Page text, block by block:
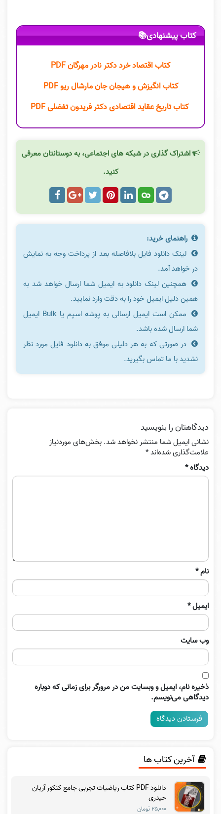
کتاب پیشنهادی📚
کتاب اقتصاد خرد دکتر نادر مهرگان PDF
کتاب انگیزش و هیجان جان مارشال ریو PDF
کتاب تاریخ عقاید اقتصادی دکتر فریدون تفضلی PDF
اشتراک گذاری در شبکه های اجتماعی، به دوستانتان معرفی
کنید.
راهنمای خرید:
لینک دانلود فایل بلافاصله بعد از پرداخت وجه به نمایش
در خواهد آمد.
همچنین لینک دانلود به ایمیل شما ارسال خواهد شد به
همین دلیل ایمیل خود را به دقت وارد نمایید.
ممکن است ایمیل ارسالی به پوشه اسپم یا Bulk ایمیل
شما ارسال شده باشد.
در صورتی که به هر دلیلی موفق به دانلود فایل مورد نظر
نشدید با ما تماس بگیرید.
دیدگاهتان را بنویسید
نشانی ایمیل شما منتشر نخواهد شد. بخش‌های موردنیاز
علامت‌گذاری شده‌اند*
دیدگاه*
نام*
ایمیل*
وب‌ سایت
ذخیره نام، ایمیل و وبسایت من در مرورگر برای زمانی که دوباره
دیدگاهی می‌نویسم.
آخرین کتاب ها
دانلود PDF کتاب ریاضیات تجربی جامع کنکور آریان
حیدری
۲۵,۰۰۰ تومان